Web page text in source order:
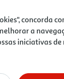
de
concorda
a
iniciativas